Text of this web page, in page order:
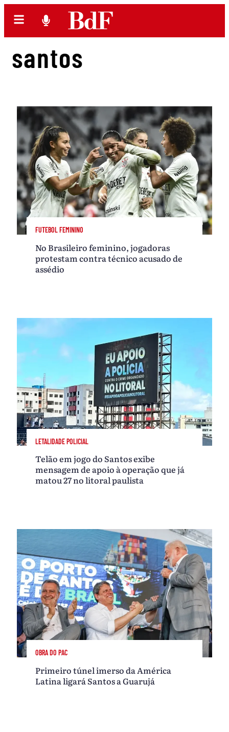
santos
FUTEBOL FEMININO
No Brasileiro feminino, jogadoras
protestam contra técnico acusado de
assédio
LETALIDADE POLICIAL
Telão em jogo do Santos exibe
mensagem de apoio à operação que já
matou 27 no litoral paulista
OBRA DO PAC
Primeiro túnel imerso da América
Latina ligará Santos a Guarujá